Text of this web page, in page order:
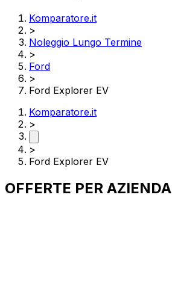
Komparatore.it
>
Noleggio Lungo Termine
>
Ford
>
Ford Explorer EV
Komparatore.it
>
>
Ford Explorer EV
OFFERTE PER AZIENDA